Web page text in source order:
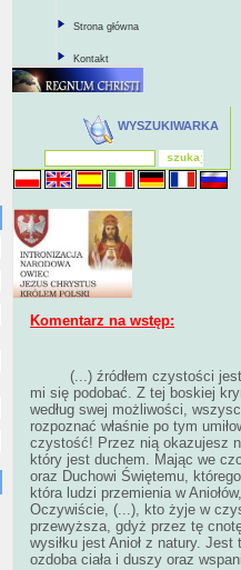
Strona główna
Kontakt
WYSZUKIWARKA
Komentarz na wstęp:
(...) źródłem czystości
mi się podobać. Z tej boskiej
według swej możliwości,
rozpoznać właśnie po tym
czystość! Przez nią okazujesz
który jest duchem. Mając we
oraz Duchowi Świętemu,
która ludzi przemienia w
Oczywiście, (...), kto żyje w
przewyższa, gdyż przez tę
wysiłku jest Anioł z natury.
ozdoba ciała i duszy oraz